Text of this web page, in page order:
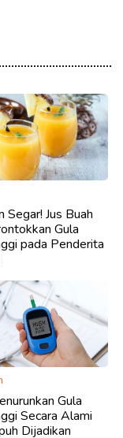
Segar! Jus Buah
Gula
pada Penderita
Gula
Secara Alami
Dijadikan